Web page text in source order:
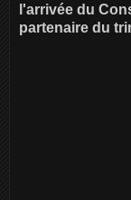
l'arrivée du
partenaire du